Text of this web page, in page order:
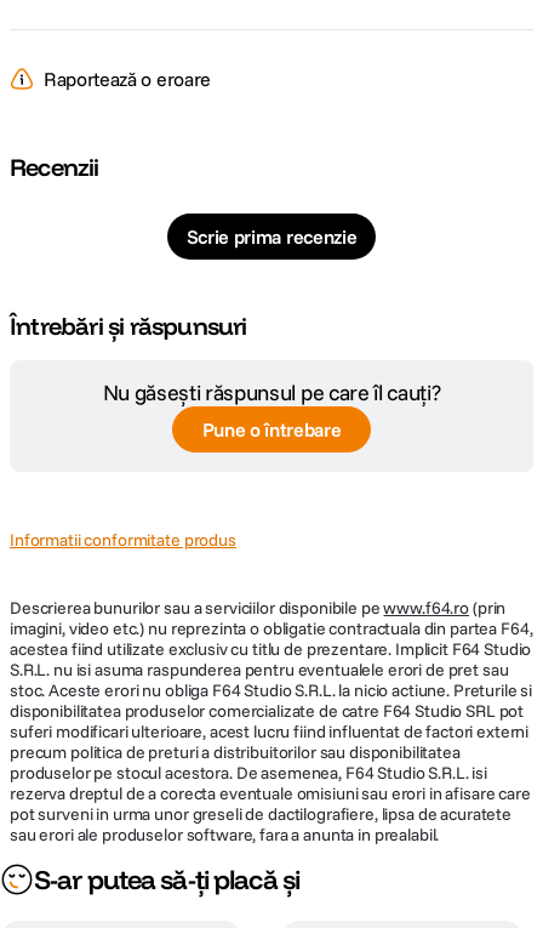
Raportează o eroare
Recenzii
Scrie prima recenzie
Întrebări și răspunsuri
Nu găsești răspunsul pe care îl cauți?
Pune o întrebare
Informatii conformitate produs
Descrierea bunurilor sau a serviciilor disponibile pewww.f64.ro(prin
imagini, video etc.) nu reprezinta o obligatie contractuala din partea F64,
acestea fiind utilizate exclusiv cu titlu de prezentare. Implicit F64 Studio
S.R.L. nu isi asuma raspunderea pentru eventualele erori de pret sau
stoc. Aceste erori nu obliga F64 Studio S.R.L. la nicio actiune. Preturile si
disponibilitatea produselor comercializate de catre F64 Studio SRL pot
suferi modificari ulterioare, acest lucru fiind influentat de factori externi
precum politica de preturi a distribuitorilor sau disponibilitatea
produselor pe stocul acestora. De asemenea, F64 Studio S.R.L. isi
rezerva dreptul de a corecta eventuale omisiuni sau erori in afisare care
pot surveni in urma unor greseli de dactilografiere, lipsa de acuratete
sau erori ale produselor software, fara a anunta in prealabil.
S-ar putea să-ți placă și